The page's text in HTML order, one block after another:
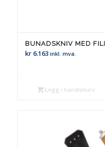
BUNADSKNIV MED
kr6.163 inkl. mva.
Legg i handlekurv